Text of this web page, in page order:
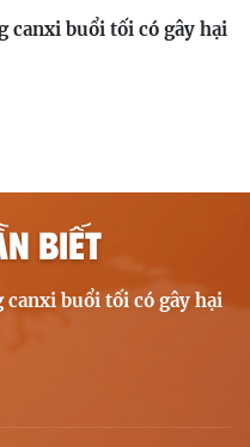
canxi buổi tối có gây hại
BIẾT
canxi buổi tối có gây hại